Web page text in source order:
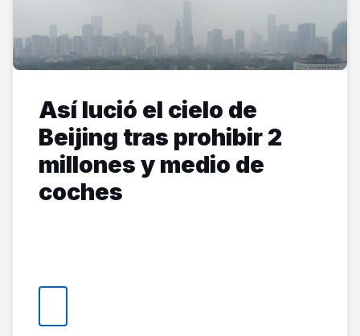
Así lució el cielo de
Beijing tras prohibir 2
millones y medio de
coches